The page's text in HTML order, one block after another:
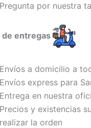
Pregunta por nuestra
de entregas
Envíos a domicilio a
Envíos express para
Entrega en nuestra
Precios y existencias
realizar la orden